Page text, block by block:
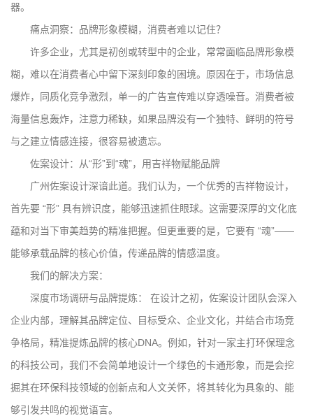
器。
痛点洞察：品牌形象模糊，消费者难以记住？
许多企业，尤其是初创或转型中的企业，常常面临品牌形象模
糊，难以在消费者心中留下深刻印象的困境。原因在于，市场信息
爆炸，同质化竞争激烈，单一的广告宣传难以穿透噪音。消费者被
海量信息轰炸，注意力稀缺，如果品牌没有一个独特、鲜明的符号
与之建立情感连接，很容易被遗忘。
佐案设计：从“形”到“魂”，用吉祥物赋能品牌
广州佐案设计深谙此道。我们认为，一个优秀的吉祥物设计，
首先要 “形” 具有辨识度，能够迅速抓住眼球。这需要深厚的文化底
蕴和对当下审美趋势的精准把握。但更重要的是，它要有 “魂”——
能够承载品牌的核心价值，传递品牌的情感温度。
我们的解决方案：
深度市场调研与品牌提炼： 在设计之初，佐案设计团队会深入
企业内部，理解其品牌定位、目标受众、企业文化，并结合市场竞
争格局，精准提炼品牌的核心DNA。例如，针对一家主打环保理念
的科技公司，我们不会简单地设计一个绿色的卡通形象，而是会挖
掘其在环保科技领域的创新点和人文关怀，将其转化为具象的、能
够引发共鸣的视觉语言。